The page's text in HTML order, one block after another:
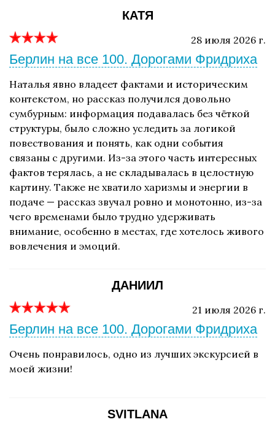
КАТЯ
28 июля 2026 г.
Берлин на все 100. Дорогами Фридриха
Наталья явно владеет фактами и историческим
контекстом, но рассказ получился довольно
сумбурным: информация подавалась без чёткой
структуры, было сложно уследить за логикой
повествования и понять, как одни события
связаны с другими. Из-за этого часть интересных
фактов терялась, а не складывалась в целостную
картину. Также не хватило харизмы и энергии в
подаче — рассказ звучал ровно и монотонно, из-за
чего временами было трудно удерживать
внимание, особенно в местах, где хотелось живого
вовлечения и эмоций.
ДАНИИЛ
21 июля 2026 г.
Берлин на все 100. Дорогами Фридриха
Очень понравилось, одно из лучших экскурсией в
моей жизни!
SVITLANA